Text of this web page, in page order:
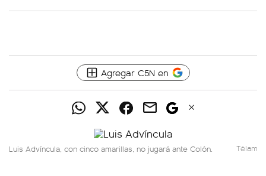
Agregar C5N en
Luis Advíncula, con cinco amarillas, no jugará ante Colón. Télam